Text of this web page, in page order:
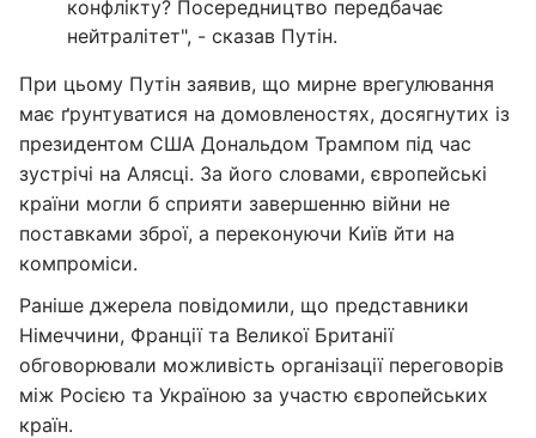
конфлікту? Посередництво передбачає
нейтралітет", - сказав Путін.
При цьому Путін заявив, що мирне врегулювання
має ґрунтуватися на домовленостях, досягнутих із
президентом США Дональдом Трампом під час
зустрічі на Алясці. За його словами, європейські
країни могли б сприяти завершенню війни не
поставками зброї, а переконуючи Київ йти на
компроміси.
Раніше джерела повідомили, що представники
Німеччини, Франції та Великої Британії
обговорювали можливість організації переговорів
між Росією та Україною за участю європейських
країн.